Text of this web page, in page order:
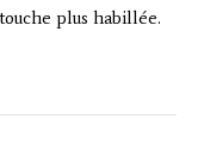
plus habillée.